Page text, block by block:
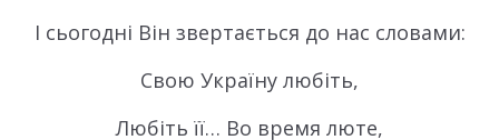
І сьогодні Він звертається до нас словами:
Свою Україну любіть,
Любіть її… Во время люте,